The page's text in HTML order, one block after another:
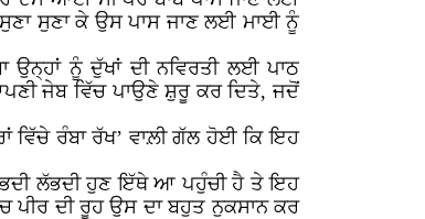
ਸੁਣਾ ਕੇ ਉਸ ਪਾਸ ਜਾਣ ਲਈ ਮਾਈ ਨੂੰ
ਨੂੰ ਦੁੱਖਾਂ ਦੀ ਨਵਿਰਤੀ ਲਈ ਪਾਠ
ਜੇਬ ਵਿੱਚ ਪਾਉਣੇ ਸ਼ੁਰੂ ਕਰ ਦਿਤੇ, ਜਦੋਂ
ਵਿੱਚੇ ਰੰਬਾ ਰੱਖ’ ਵਾਲ਼ੀ ਗੱਲ ਹੋਈ ਕਿ ਇਹ
ਲੱਭਦੀ ਹੁਣ ਇੱਥੇ ਆ ਪਹੁੰਚੀ ਹੈ ਤੇ ਇਹ
ਪੀਰ ਦੀ ਰੂਹ ਉਸ ਦਾ ਬਹੁਤ ਨੁਕਸਾਨ ਕਰ